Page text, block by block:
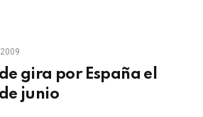
gira por España el
junio